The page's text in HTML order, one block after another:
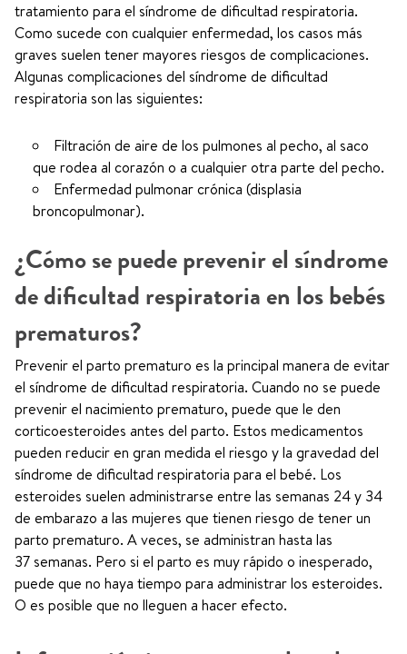
tratamiento para el síndrome de dificultad respiratoria.
Como sucede con cualquier enfermedad, los casos más
graves suelen tener mayores riesgos de complicaciones.
Algunas complicaciones del síndrome de dificultad
respiratoria son las siguientes:
Filtración de aire de los pulmones al pecho, al saco
que rodea al corazón o a cualquier otra parte del pecho.
Enfermedad pulmonar crónica (displasia
broncopulmonar).
¿Cómo se puede prevenir el síndrome
de dificultad respiratoria en los bebés
prematuros?
Prevenir el parto prematuro es la principal manera de evitar
el síndrome de dificultad respiratoria. Cuando no se puede
prevenir el nacimiento prematuro, puede que le den
corticoesteroides antes del parto. Estos medicamentos
pueden reducir en gran medida el riesgo y la gravedad del
síndrome de dificultad respiratoria para el bebé. Los
esteroides suelen administrarse entre las semanas 24 y 34
de embarazo a las mujeres que tienen riesgo de tener un
parto prematuro. A veces, se administran hasta las
37 semanas. Pero si el parto es muy rápido o inesperado,
puede que no haya tiempo para administrar los esteroides.
O es posible que no lleguen a hacer efecto.